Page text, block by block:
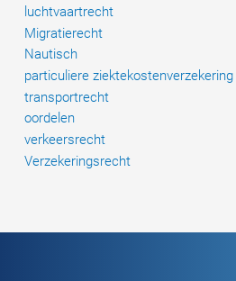
luchtvaartrecht
Migratierecht
Nautisch
particuliere ziektekostenverzekering
transportrecht
oordelen
verkeersrecht
Verzekeringsrecht